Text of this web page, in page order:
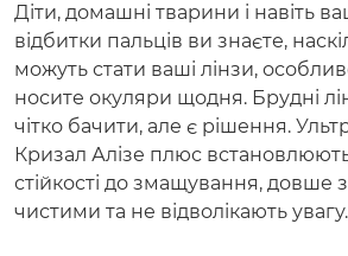
Діти, домашні тварини і навіть
відбитки пальців ви знаєте,
можуть стати ваші лінзи,
носите окуляри щодня. Брудні
чітко бачити, але є рішення.
Кризал Алізе плюс
стійкості до змащування, довше
чистими та не відволікають увагу.